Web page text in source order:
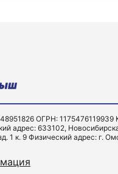
ОГРН: 1175476119939
адрес: 633102,
1 к. 9 Физический адрес: г.